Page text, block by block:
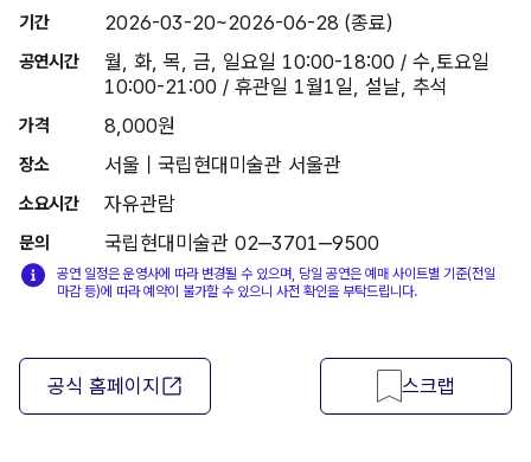
기간 2026-03-20~2026-06-28 (종료)
공연시간
월, 화, 목, 금, 일요일 10:00-18:00 / 수,토요일
10:00-21:00 / 휴관일 1월1일, 설날, 추석
가격 8,000원
장소 서울 | 국립현대미술관 서울관
소요시간 자유관람
문의 국립현대미술관 02‒3701‒9500
공연 일정은 운영사에 따라 변경될 수 있으며, 당일 공연은 예매 사이트별 기준(전일
마감 등)에 따라 예약이 불가할 수 있으니 사전 확인을 부탁드립니다.
공식 홈페이지 스크랩